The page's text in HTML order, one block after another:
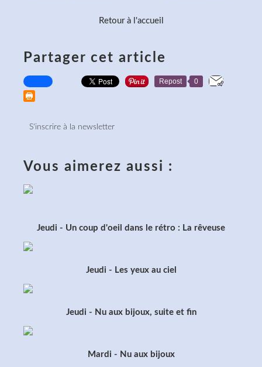
Retour à l'accueil
Partager cet article
Repost 0
S'inscrire à la newsletter
Vous aimerez aussi :
Jeudi - Un coup d'oeil dans le rétro : La rêveuse
Jeudi - Les yeux au ciel
Jeudi - Nu aux bijoux, suite et fin
Mardi - Nu aux bijoux